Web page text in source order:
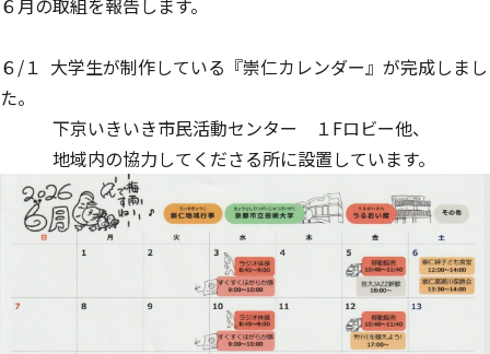
６月の取組を報告します。
６/１ 大学生が制作している『崇仁カレンダー』が完成しまし
た。
下京いきいき市民活動センター １Fロビー他、
地域内の協力してくださる所に設置しています。